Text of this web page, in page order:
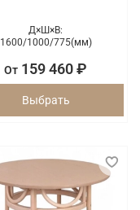
Д×Ш×В:
1600/1000/775(мм)
От 159 460 ₽
Выбрать